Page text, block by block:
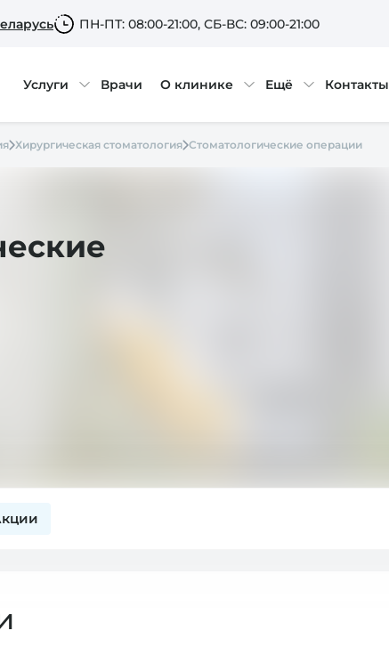
ПН-ПТ: 08:00-21:00, СБ-ВС: 09:00-21:00
Услуги Врачи О клинике Ещё Контакты
Хирургическая стоматология Стоматологические операции